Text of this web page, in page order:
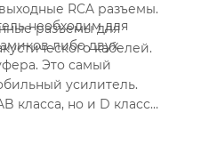
RCA разъемы.
разъемы для
кабелей.
необходим для
либо двух
Это самый
усилитель.
класса, но и D класс
Важной